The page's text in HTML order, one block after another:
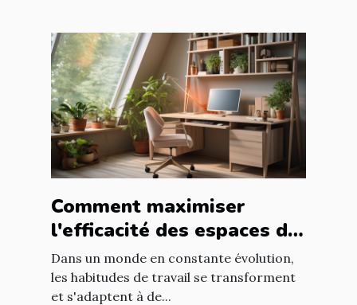
Comment maximiser
l'efficacité des espaces de
travail dans les logements
temporaires
Dans un monde en constante évolution,
les habitudes de travail se transforment
et s'adaptent à de...